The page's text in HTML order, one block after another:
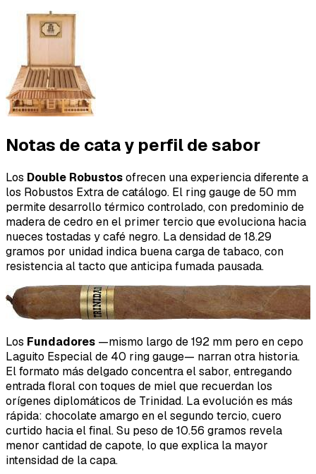
Notas de cata y perfil de sabor
Los Double Robustosofrecen una experiencia diferente a
los Robustos Extra de catálogo. El ring gauge de 50 mm
permite desarrollo térmico controlado, con predominio de
madera de cedro en el primer tercio que evoluciona hacia
nueces tostadas y café negro. La densidad de 18.29
gramos por unidad indica buena carga de tabaco, con
resistencia al tacto que anticipa fumada pausada.
Los Fundadores —mismo largo de 192 mm pero en cepo
Laguito Especial de 40 ring gauge— narran otra historia.
El formato más delgado concentra el sabor, entregando
entrada floral con toques de miel que recuerdan los
orígenes diplomáticos de Trinidad. La evolución es más
rápida: chocolate amargo en el segundo tercio, cuero
curtido hacia el final. Su peso de 10.56 gramos revela
menor cantidad de capote, lo que explica la mayor
intensidad de la capa.